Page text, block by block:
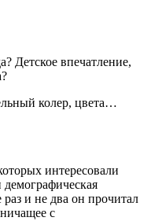
Детское впечатление,
колер, цвета…
интересовали
и не два он прочитал
с